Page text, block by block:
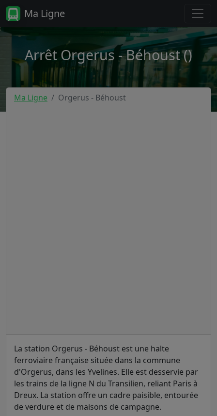
Ma Ligne
Arrêt Orgerus - Béhoust ()
Ma Ligne Orgerus - Béhoust
La station Orgerus - Béhoust est une halte
ferroviaire française située dans la commune
d'Orgerus, dans les Yvelines. Elle est desservie par
les trains de la ligne N du Transilien, reliant Paris à
Dreux. La station offre un cadre paisible, entourée
de verdure et de maisons de campagne.